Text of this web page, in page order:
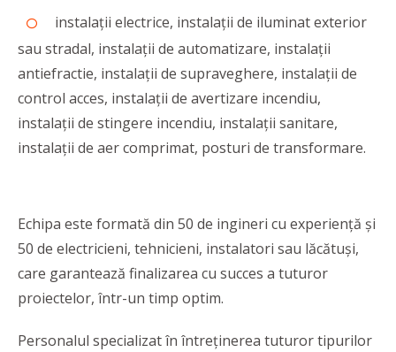
instalații electrice, instalații de iluminat exterior
sau stradal, instalații de automatizare, instalații
antiefractie, instalații de supraveghere, instalații de
control acces, instalații de avertizare incendiu,
instalații de stingere incendiu, instalații sanitare,
instalații de aer comprimat, posturi de transformare.
Echipa este formată din 50 de ingineri cu experiență și
50 de electricieni, tehnicieni, instalatori sau lăcătuși,
care garantează finalizarea cu succes a tuturor
proiectelor, într-un timp optim.
Personalul specializat în întreținerea tuturor tipurilor